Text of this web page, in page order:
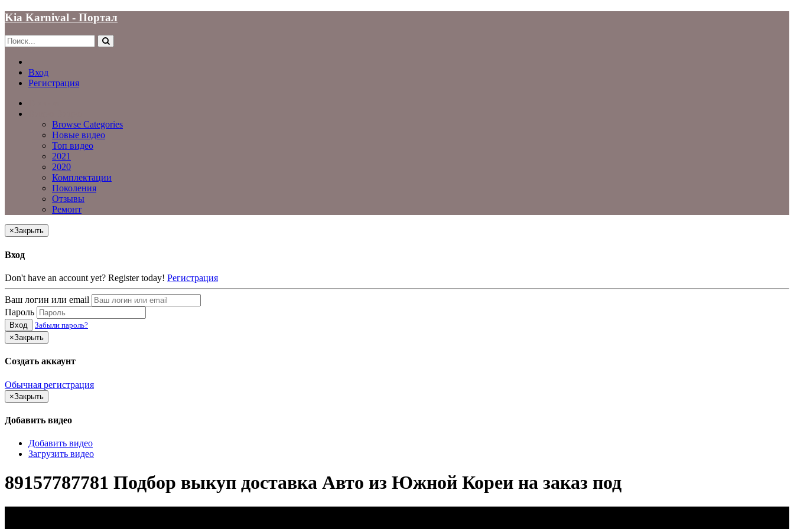
Kia Karnival - Портал
Вход
Регистрация
Browse Categories
Новые видео
Топ видео
2021
2020
Комплектации
Поколения
Отзывы
Ремонт
×Закрыть
Вход
Don't have an account yet? Register today! Регистрация
Ваш логин или email
Пароль
Вход
Забыли пароль?
×Закрыть
Создать аккаунт
Обычная регистрация
×Закрыть
Добавить видео
Добавить видео
Загрузить видео
89157787781 Подбор выкуп доставка Авто из Южной Кореи на заказ под